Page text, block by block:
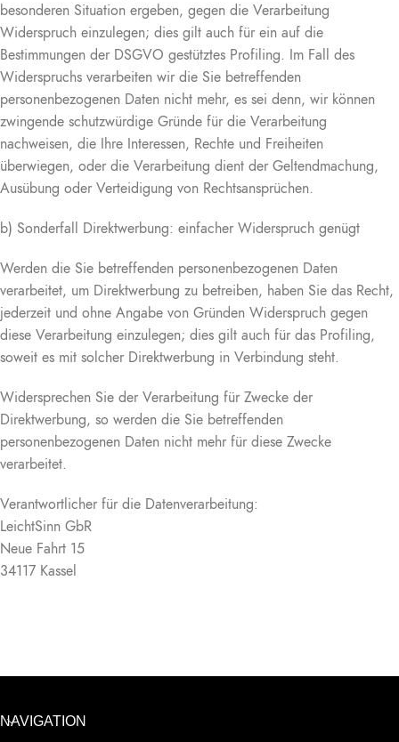
besonderen Situation ergeben, gegen die Verarbeitung
Widerspruch einzulegen; dies gilt auch für ein auf die
Bestimmungen der DSGVO gestütztes Profiling. Im Fall des
Widerspruchs verarbeiten wir die Sie betreffenden
personenbezogenen Daten nicht mehr, es sei denn, wir können
zwingende schutzwürdige Gründe für die Verarbeitung
nachweisen, die Ihre Interessen, Rechte und Freiheiten
überwiegen, oder die Verarbeitung dient der Geltendmachung,
Ausübung oder Verteidigung von Rechtsansprüchen.
b) Sonderfall Direktwerbung: einfacher Widerspruch genügt
Werden die Sie betreffenden personenbezogenen Daten
verarbeitet, um Direktwerbung zu betreiben, haben Sie das Recht,
jederzeit und ohne Angabe von Gründen Widerspruch gegen
diese Verarbeitung einzulegen; dies gilt auch für das Profiling,
soweit es mit solcher Direktwerbung in Verbindung steht.
Widersprechen Sie der Verarbeitung für Zwecke der
Direktwerbung, so werden die Sie betreffenden
personenbezogenen Daten nicht mehr für diese Zwecke
verarbeitet.
Verantwortlicher für die Datenverarbeitung:
LeichtSinn GbR
Neue Fahrt 15
34117 Kassel
NAVIGATION